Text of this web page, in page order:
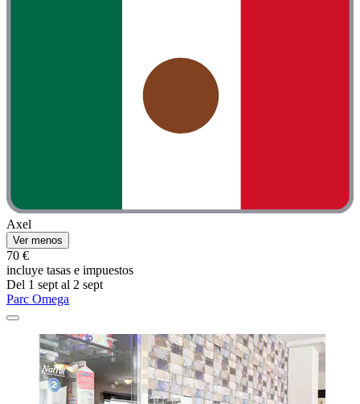
Axel
Ver menos
70 €
incluye tasas e impuestos
Del 1 sept al 2 sept
Parc Omega